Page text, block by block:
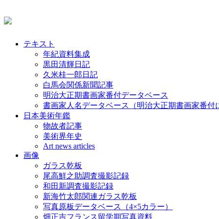
テキスト
年紀資料集成
黒田清輝日記
久米桂一郎日記
白馬会関係新聞記事
明治大正期書画家番付データベース
書画家人名データベース（明治大正期書画家番付
日本美術年鑑
物故者記事
美術界年史
Art news articles
画像
ガラス乾板
尾高鮮之助調査撮影記録
和田新調査撮影記録
新海竹太郎関連ガラス乾板
写真原板データベース（4×5カラー）
畑正吉フランス留学期写真資料